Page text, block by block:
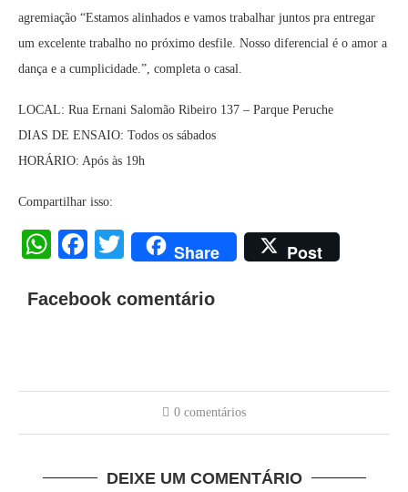
agremiação “Estamos alinhados e vamos trabalhar juntos pra entregar
um excelente trabalho no próximo desfile. Nosso diferencial é o amor a
dança e a cumplicidade.”, completa o casal.
LOCAL: Rua Ernani Salomão Ribeiro 137 – Parque Peruche
DIAS DE ENSAIO: Todos os sábados
HORÁRIO: Após às 19h
Compartilhar isso:
WhatsApp
Facebook
Twitter
Share Post
Facebook comentário
0 comentários
DEIXE UM COMENTÁRIO